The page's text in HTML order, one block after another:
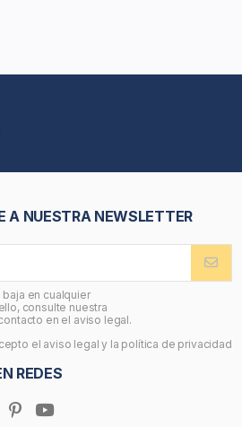
A NUESTRA NEWSLETTER
en cualquier
consulte nuestra
en el aviso legal.
el aviso legal y la política de privacidad
REDES